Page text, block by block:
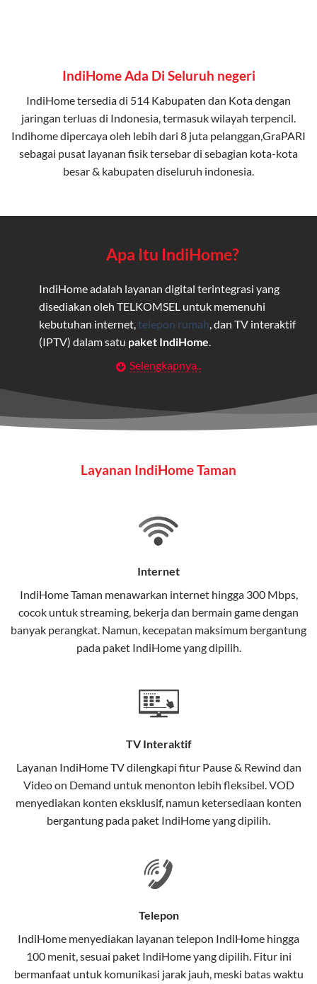
IndiHome Ada Di Seluruh negeri
IndiHome tersedia di 514 Kabupaten dan Kota dengan
jaringan terluas di Indonesia, termasuk wilayah terpencil.
Indihome dipercaya oleh lebih dari 8 juta pelanggan,GraPARI
sebagai pusat layanan fisik tersebar di sebagian kota-kota
besar & kabupaten diseluruh indonesia.
Apa Itu IndiHome?
IndiHome adalah layanan digital terintegrasi yang
disediakan oleh TELKOMSEL untuk memenuhi
kebutuhan internet, telepon rumah , dan TV interaktif
(IPTV) dalam satu paket IndiHome
Layanan Wifi Indihome ini dirancang untuk
maupun individu yang membutuhkan konektivitas dan
hiburan berkualitas tinggi.
pengguna rumah dan bisnis.
stabil, dan memiliki berbagai pilihan paket IndiHome
Selain internet, layanan IndiHome juga mencakup TV
interaktif (IndiHome TV) dan telepon rumah dalam
satu paket.
Teknologi di Balik WiFi IndiHome
Wifi IndiHome menggunakan teknologi Fiber To The
menggunakan kabel serat optik hingga ke rumah
pelanggan. Teknologi ini memiliki beberapa
keunggulan:
Kecepatan Tinggi
dibandingkan kabel tembaga atau DSL.
elektromagnetik, sehingga koneksi tetap lancar.
Latensi Rendah
Selengkapnya..
Layanan IndiHome Taman
Internet
IndiHome Taman menawarkan internethingga 300 Mbps,
cocok untuk streaming, bekerja dan bermain game dengan
banyak perangkat. Namun, kecepatan maksimum bergantung
pada paket IndiHome yang dipilih.
TV Interaktif
Layanan IndiHome TVdilengkapi fitur Pause & Rewind dan
Video on Demand untuk menonton lebih fleksibel. VOD
menyediakan konten eksklusif, namun ketersediaan konten
bergantung pada paket IndiHome yang dipilih.
Telepon
IndiHome menyediakan layanan telepon IndiHome hingga
100 menit, sesuai paket IndiHome yang dipilih. Fitur ini
bermanfaat untuk komunikasi jarak jauh, meski batas waktu